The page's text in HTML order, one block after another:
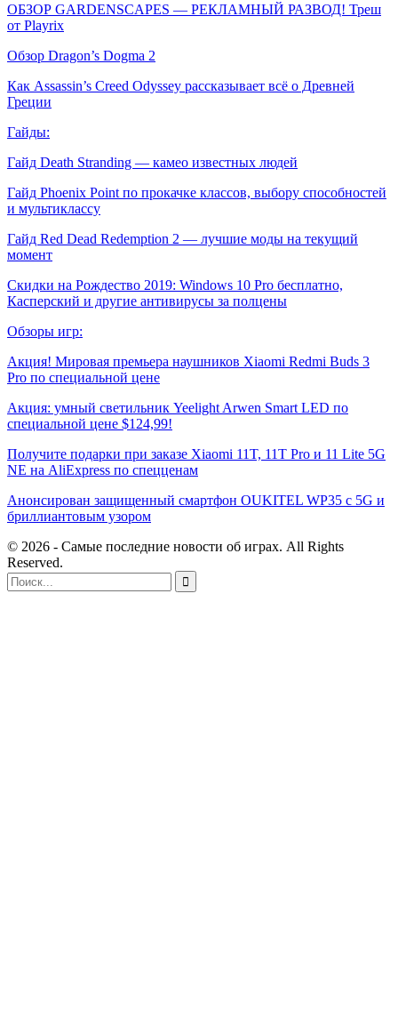
ОБЗОР GARDENSCAPES — РЕКЛАМНЫЙ РАЗВОД! Треш
от Playrix
Обзор Dragon’s Dogma 2
Как Assassin’s Creed Odyssey рассказывает всё о Древней
Греции
Гайды:
Гайд Death Stranding — камео известных людей
Гайд Phoenix Point по прокачке классов, выбору способностей
и мультиклассу
Гайд Red Dead Redemption 2 — лучшие моды на текущий
момент
Скидки на Рождество 2019: Windows 10 Pro бесплатно,
Касперский и другие антивирусы за полцены
Обзоры игр:
Акция! Мировая премьера наушников Xiaomi Redmi Buds 3
Pro по специальной цене
Акция: умный светильник Yeelight Arwen Smart LED по
специальной цене $124,99!
Получите подарки при заказе Xiaomi 11T, 11T Pro и 11 Lite 5G
NE на AliExpress по спецценам
Анонсирован защищенный смартфон OUKITEL WP35 с 5G и
бриллиантовым узором
© 2026 - Самые последние новости об играх. All Rights
Reserved.